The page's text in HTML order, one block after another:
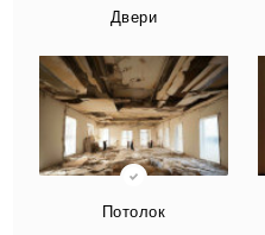
Двери
Потолок